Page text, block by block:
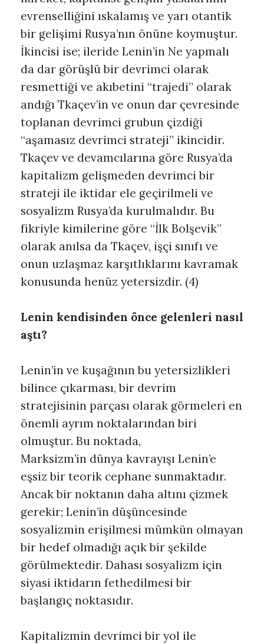
evrenselliğini ıskalamış ve yarı otantik
bir gelişimi Rusya’nın önüne koymuştur.
İkincisi ise; ileride Lenin’in Ne yapmalı
da dar görüşlü bir devrimci olarak
resmettiği ve akıbetini “trajedi” olarak
andığı Tkaçev’in ve onun dar çevresinde
toplanan devrimci grubun çizdiği
“aşamasız devrimci strateji” ikincidir.
Tkaçev ve devamcılarına göre Rusya’da
kapitalizm gelişmeden devrimci bir
strateji ile iktidar ele geçirilmeli ve
sosyalizm Rusya’da kurulmalıdır. Bu
fikriyle kimilerine göre “İlk Bolşevik”
olarak anılsa da Tkaçev, işçi sınıfı ve
onun uzlaşmaz karşıtlıklarını kavramak
konusunda henüz yetersizdir. (4)
Lenin kendisinden önce gelenleri nasıl
aştı?
Lenin’in ve kuşağının bu yetersizlikleri
bilince çıkarması, bir devrim
stratejisinin parçası olarak görmeleri en
önemli ayrım noktalarından biri
olmuştur. Bu noktada,
Marksizm’in dünya kavrayışı Lenin’e
eşsiz bir teorik cephane sunmaktadır.
Ancak bir noktanın daha altını çizmek
gerekir; Lenin’in düşüncesinde
sosyalizmin erişilmesi mümkün olmayan
bir hedef olmadığı açık bir şekilde
görülmektedir. Dahası sosyalizm için
siyasi iktidarın fethedilmesi bir
başlangıç noktasıdır.
Kapitalizmin devrimci bir yol ile